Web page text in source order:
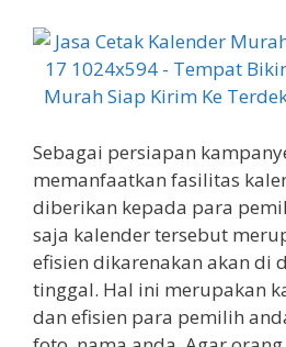
Sebagai persiapan
memanfaatkan fasilitas
diberikan kepada para
saja kalender tersebut
efisien dikarenakan akan di
tinggal. Hal ini merupakan
dan efisien para pemilih